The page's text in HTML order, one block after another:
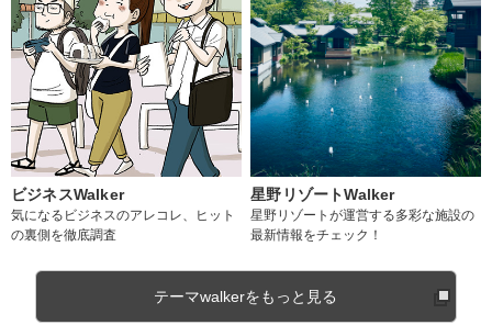
ビジネスWalker
気になるビジネスのアレコレ、ヒット
の裏側を徹底調査
星野リゾートWalker
星野リゾートが運営する多彩な施設の
最新情報をチェック！
テーマwalkerをもっと見る